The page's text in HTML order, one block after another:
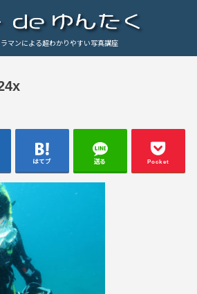
マンによる超わかりやすい写真講座
はてブ 送る Pocket